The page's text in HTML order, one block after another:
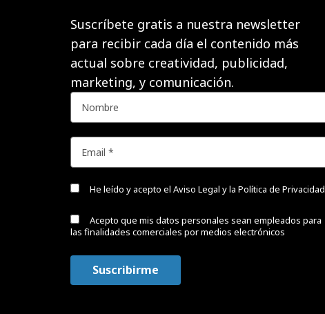
Suscríbete gratis a nuestra newsletter
para recibir cada día el contenido más
actual sobre creatividad, publicidad,
marketing, y comunicación.
He leído y acepto el Aviso Legal y la Política de Privacidad
Acepto que mis datos personales sean empleados para
las finalidades comerciales por medios electrónicos